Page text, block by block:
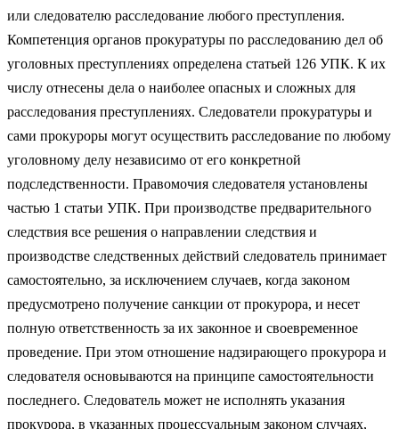
или следователю расследование любого преступления.
Компетенция органов прокуратуры по расследованию дел об
уголовных преступлениях определена статьей 126 УПК. К их
числу отнесены дела о наиболее опасных и сложных для
расследования преступлениях. Следователи прокуратуры и
сами прокуроры могут осуществить расследование по любому
уголовному делу независимо от его конкретной
подследственности. Правомочия следователя установлены
частью 1 статьи УПК. При производстве предварительного
следствия все решения о направлении следствия и
производстве следственных действий следователь принимает
самостоятельно, за исключением случаев, когда законом
предусмотрено получение санкции от прокурора, и несет
полную ответственность за их законное и своевременное
проведение. При этом отношение надзирающего прокурора и
следователя основываются на принципе самостоятельности
последнего. Следователь может не исполнять указания
прокурора, в указанных процессуальным законом случаях,